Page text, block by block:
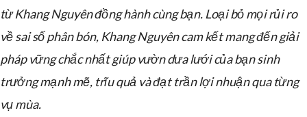
từ Khang Nguyên đồng hành cùng bạn. Loại bỏ mọi rủi ro
về sai số phân bón, Khang Nguyên cam kết mang đến giải
pháp vững chắc nhất giúp vườn dưa lưới của bạn sinh
trưởng mạnh mẽ, trĩu quả và đạt trần lợi nhuận qua từng
vụ mùa.